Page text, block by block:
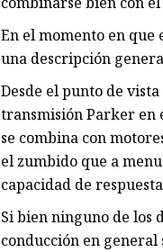
En el momento en que
una descripción
Desde el punto de
transmisión Parker en
se combina con
el zumbido que a
capacidad de
Si bien ninguno de los
conducción en general